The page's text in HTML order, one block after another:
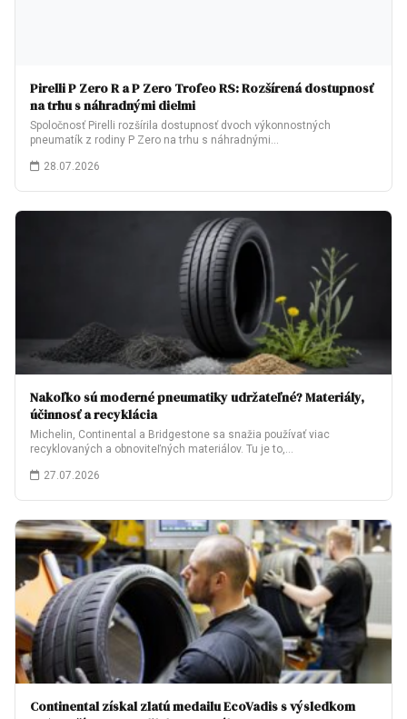
Pirelli P Zero R a P Zero Trofeo RS: Rozšírená dostupnosť
na trhu s náhradnými dielmi
Spoločnosť Pirelli rozšírila dostupnosť dvoch výkonnostných
pneumatík z rodiny P Zero na trhu s náhradnými…
28.07.2026
Nakoľko sú moderné pneumatiky udržateľné? Materiály,
účinnosť a recyklácia
Michelin, Continental a Bridgestone sa snažia používať viac
recyklovaných a obnoviteľných materiálov. Tu je to,…
27.07.2026
Continental získal zlatú medailu EcoVadis s výsledkom